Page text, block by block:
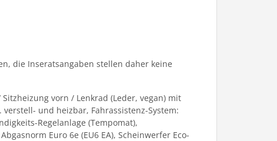
die Inseratsangaben stellen daher keine
vorn / Lenkrad (Leder, vegan) mit
und heizbar, Fahrassistenz-System:
Regelanlage (Tempomat),
Euro 6e (EU6 EA), Scheinwerfer Eco-